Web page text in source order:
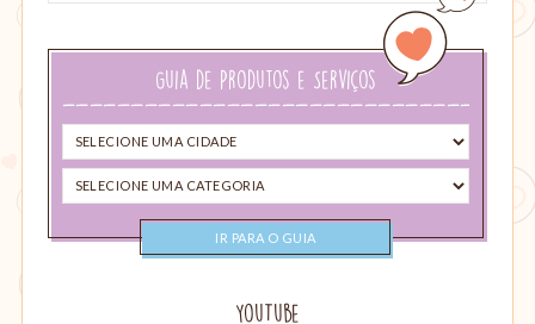
Guia de Produtos e Serviços
Selecione
uma
cidade
Selecione
uma
YouTube